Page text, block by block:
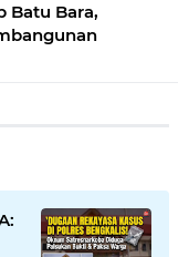
Batu Bara,